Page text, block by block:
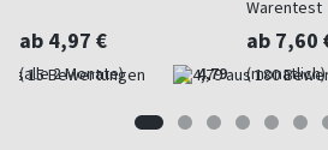
ab 4,97 €
(alle 2 Monate) 4,79
Warentest
ab 7,60
(monatlich)